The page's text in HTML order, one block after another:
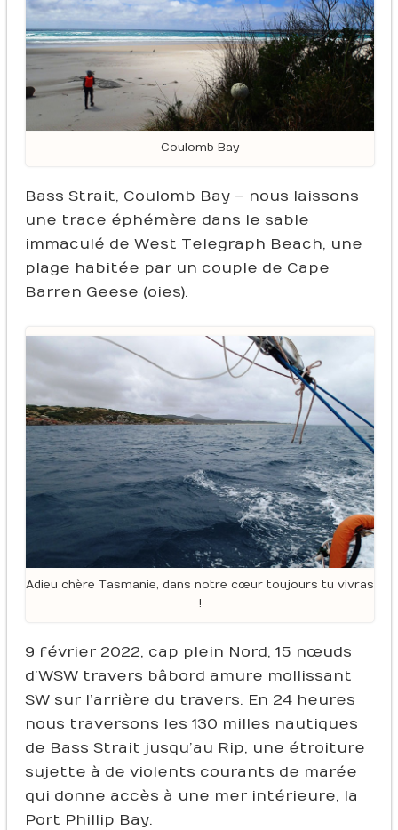
Coulomb Bay
Bass Strait, Coulomb Bay – nous laissons
une trace éphémère dans le sable
immaculé de West Telegraph Beach, une
plage habitée par un couple de Cape
Barren Geese (oies).
Adieu chère Tasmanie, dans notre cœur toujours tu vivras
!
9 février 2022, cap plein Nord, 15 nœuds
d’WSW travers bâbord amure mollissant
SW sur l’arrière du travers. En 24 heures
nous traversons les 130 milles nautiques
de Bass Strait jusqu’au Rip, une étroiture
sujette à de violents courants de marée
qui donne accès à une mer intérieure, la
Port Phillip Bay.